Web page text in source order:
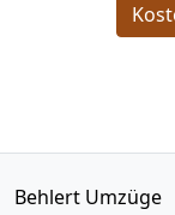
Behlert Umzüge